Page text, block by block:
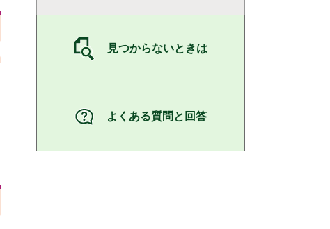
見つからないときは
よくある質問と回答